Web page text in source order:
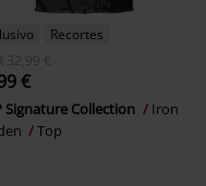
Recortes
32,99 €
€
Signature Collection
Iron
Top